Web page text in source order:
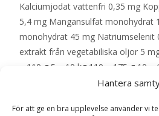
Hantera
För att ge en bra upplevelse använder vi
Kalciumjodat vattenfri 0,35 mg
5,4 mg Mangansulfat monohydrat
monohydrat 45 mg Natriumselenit
extrakt från vegetabiliska oljor 5
– 110 g 5 – 10 kg 110 – 175 g 10 –
20 kg 225 – 275 g 20 – 25 kg 275
70 kg 575 – 640 g – EAN: